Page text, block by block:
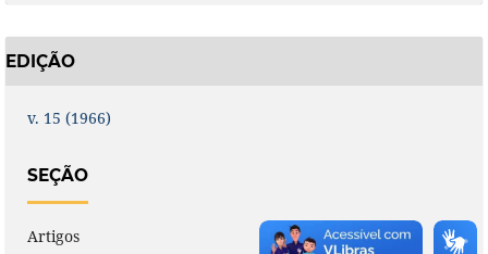
EDIÇÃO
v. 15 (1966)
SEÇÃO
Artigos